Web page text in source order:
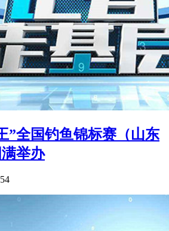
”全国钓鱼锦标赛（山东
举办